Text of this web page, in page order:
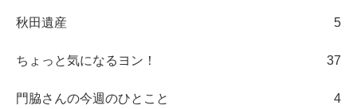
秋田遺産 5
ちょっと気になるヨン！ 37
門脇さんの今週のひとこと 4